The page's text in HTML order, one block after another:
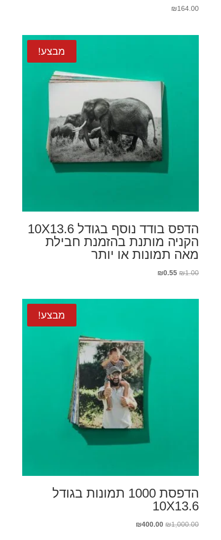
₪164.00
מבצע!
הדפס בודד נוסף בגודל 10X13.6
הקניה מותנת בהזמנת חבילת
מאה תמונות או יותר
₪1.00
המחיר
₪0.55
המחיר
מבצע!
הדפסת 1000 תמונות בגודל
10X13.6
₪1,000.00
המחיר ₪400.00
המחיר